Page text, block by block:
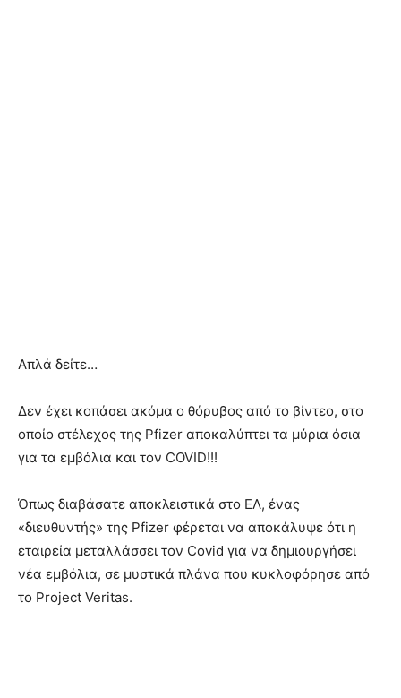
Απλά δείτε…
Δεν έχει κοπάσει ακόμα ο θόρυβος από το βίντεο, στο
οποίο στέλεχος της Pfizer αποκαλύπτει τα μύρια όσια
για τα εμβόλια και τον COVID!!!
Όπως διαβάσατε αποκλειστικά στο ΕΛ, ένας
«διευθυντής» της Pfizer φέρεται να αποκάλυψε ότι η
εταιρεία μεταλλάσσει τον Covid για να δημιουργήσει
νέα εμβόλια, σε μυστικά πλάνα που κυκλοφόρησε από
το Project Veritas.